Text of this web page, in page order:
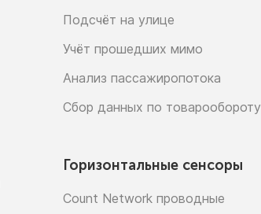
Подсчёт на улице
Учёт прошедших мимо
Анализ пассажиропотока
Сбор данных по товарообороту
Горизонтальные сенсоры
Count Network проводные